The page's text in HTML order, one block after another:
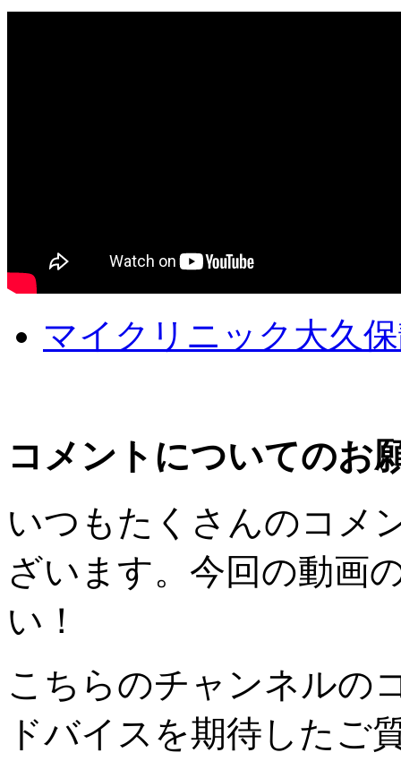
マイクリニック大久
コメントについてのお
いつもたくさんのコメ
ざいます。 今回の動画
い！
こちらのチャンネルの
ドバイスを期待したご